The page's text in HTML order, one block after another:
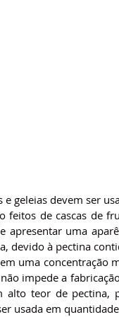
e geleias devem ser
feitos de cascas de
apresentar uma
devido à pectina
uma concentração
impede a
alto teor de pectina,
usada em